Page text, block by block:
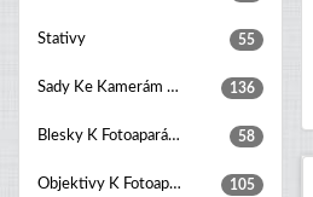
Stativy 55
Sady Ke Kamerám A Fotoaparátům 136
Blesky K Fotoaparátům 58
Objektivy K Fotoaparátům 105